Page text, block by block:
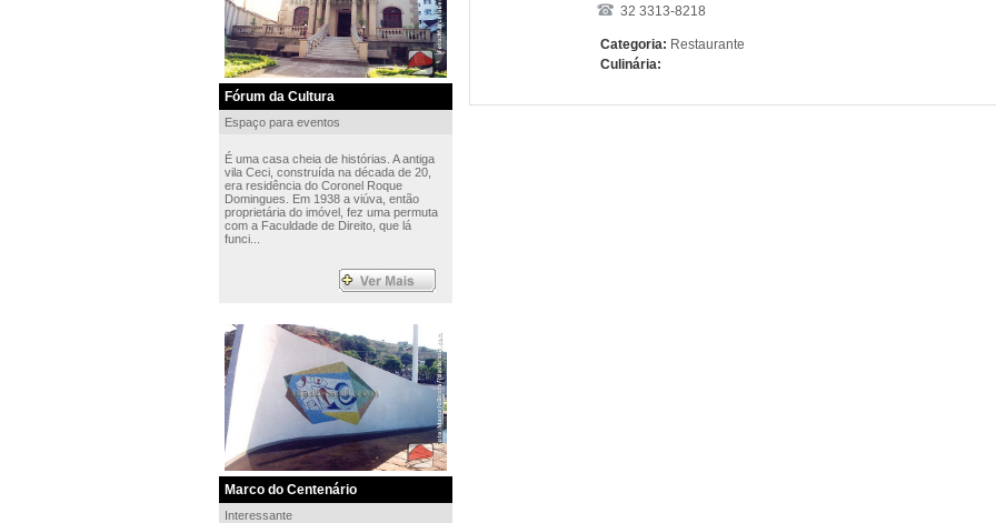
Fórum da Cultura
Espaço para eventos
É uma casa cheia de histórias. A antiga
vila Ceci, construída na década de 20,
era residência do Coronel Roque
Domingues. Em 1938 a viúva, então
proprietária do imóvel, fez uma permuta
com a Faculdade de Direito, que lá
funci...
Marco do Centenário
Interessante
32 3313-8218
Categoria: Restaurante
Culinária: